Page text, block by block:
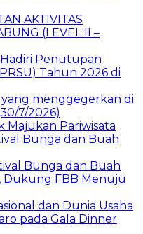
AKTIVITAS
(LEVEL II –
Penutupan
Tahun 2026 di
menggegerkan di
7/2026)
Majukan Pariwisata
Bunga dan Buah
Bunga dan Buah
Dukung FBB Menuju
dan Dunia Usaha
pada Gala Dinner